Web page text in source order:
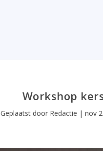
Workshop
Geplaatst door Redactie | nov